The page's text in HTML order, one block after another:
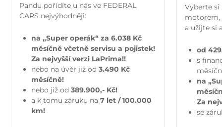
Pandu pořídíte u nás ve FEDERAL
CARS nejvýhodněji:
na „Super operák“ za 6.038 Kč
měsíčně včetně servisu a pojistek!
Za nejvyšší verzi LaPrima!!
nebo na úvěr již od3.490 Kč
měsíčně!
nebo již od389.900,- Kč!
a k tomu záruku na7 let / 100.000
km!
Vyberte
motorem,
a užijte si
od
s
na
Za
se